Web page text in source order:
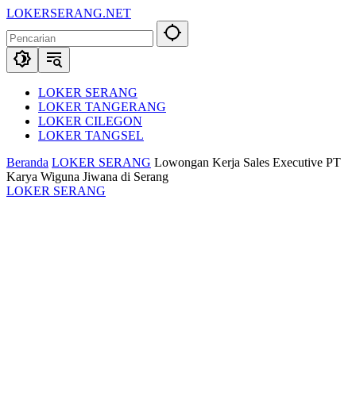
Langsung
konten
LOKERSERANG.NET
Lowongan
Kerja
Serang
SekitarnyaLOKER SERANG
LOKER TANGERANG
LOKER CILEGON
LOKER TANGSEL
Beranda LOKER SERANG Lowongan Kerja Sales Executive PT
Karya Wiguna Jiwana di Serang
LOKER SERANG